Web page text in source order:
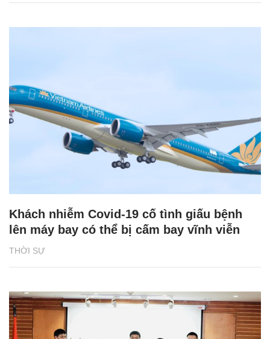
THỜI SỰ
Khách nhiễm Covid-19 cố tình giấu bệnh
lên máy bay có thể bị cấm bay vĩnh viễn